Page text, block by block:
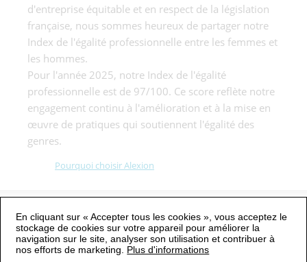
d'entreprise équitable et en respect de la législation
française, nous sommes heureux de partager notre
Index de l'égalité professionnelle entre les femmes et
les hommes.
Pour l'année 2025, notre Index de l'égalité
professionnelle est de 97/100. Ce score reflète notre
engagement continu à l'amélioration et à la mise en
œuvre de pratiques qui soutiennent l'égalité des
genres.
Pourquoi choisir Alexion
En cliquant sur « Accepter tous les cookies », vous acceptez le
stockage de cookies sur votre appareil pour améliorer la
navigation sur le site, analyser son utilisation et contribuer à
nos efforts de marketing. Plus d'informations